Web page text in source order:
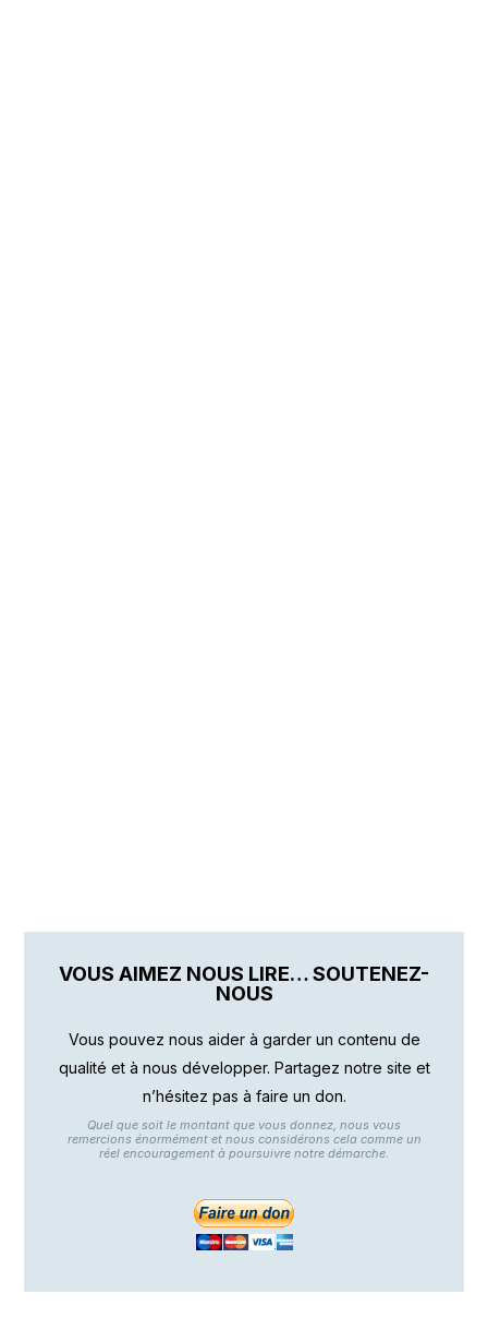
VOUS AIMEZ NOUS LIRE… SOUTENEZ-
NOUS
Vous pouvez nous aider à garder un contenu de
qualité et à nous développer. Partagez notre site et
n’hésitez pas à faire un don.
Quel que soit le montant que vous donnez, nous vous
remercions énormément et nous considérons cela comme un
réel encouragement à poursuivre notre démarche.